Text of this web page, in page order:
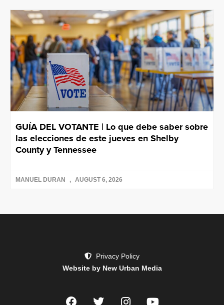
GUÍA DEL VOTANTE | Lo que debe saber sobre
las elecciones de este jueves en Shelby
County y Tennessee
MANUEL DURAN AUGUST 6, 2026
Privacy Policy
Website by New Urban Media